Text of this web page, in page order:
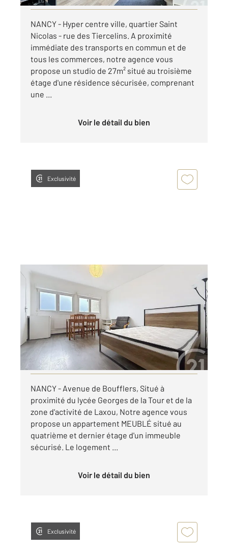
NANCY - Hyper centre ville, quartier Saint
Nicolas - rue des Tiercelins. A proximité
immédiate des transports en commun et de
tous les commerces, notre agence vous
propose un studio de 27m² situé au troisième
étage d'une résidence sécurisée, comprenant
une ...
Voir le détail du bien
Exclusivité
NANCY 54
24,85 m
, 1 pièce
Ref : 121837
Appartement F1 à louer
415 €
par mois charges comprises
Visiter le site dédié
NANCY - Avenue de Boufflers, Situé à
proximité du lycée Georges de la Tour et de la
zone d'activité de Laxou, Notre agence vous
propose un appartement MEUBLÉ situé au
quatrième et dernier étage d'un immeuble
sécurisé. Le logement ...
Voir le détail du bien
Exclusivité